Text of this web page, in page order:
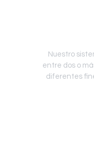
Nuestro
entre dos o
diferentes